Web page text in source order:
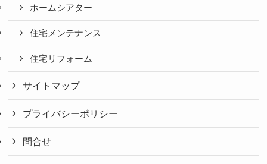
ホームシアター
住宅メンテナンス
住宅リフォーム
サイトマップ
プライバシーポリシー
問合せ